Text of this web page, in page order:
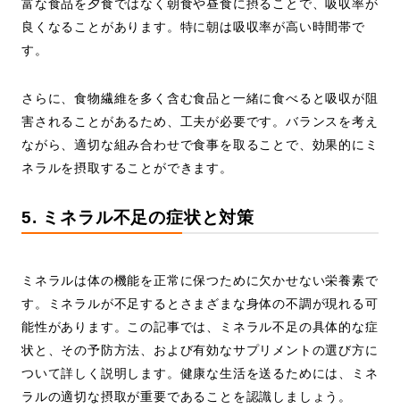
富な食品を夕食ではなく朝食や昼食に摂ることで、吸収率が
良くなることがあります。特に朝は吸収率が高い時間帯で
す。
さらに、食物繊維を多く含む食品と一緒に食べると吸収が阻
害されることがあるため、工夫が必要です。バランスを考え
ながら、適切な組み合わせで食事を取ることで、効果的にミ
ネラルを摂取することができます。
5. ミネラル不足の症状と対策
ミネラルは体の機能を正常に保つために欠かせない栄養素で
す。ミネラルが不足するとさまざまな身体の不調が現れる可
能性があります。この記事では、ミネラル不足の具体的な症
状と、その予防方法、および有効なサプリメントの選び方に
ついて詳しく説明します。健康な生活を送るためには、ミネ
ラルの適切な摂取が重要であることを認識しましょう。